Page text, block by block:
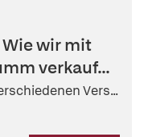
wir mit
verkauf...
Vers...